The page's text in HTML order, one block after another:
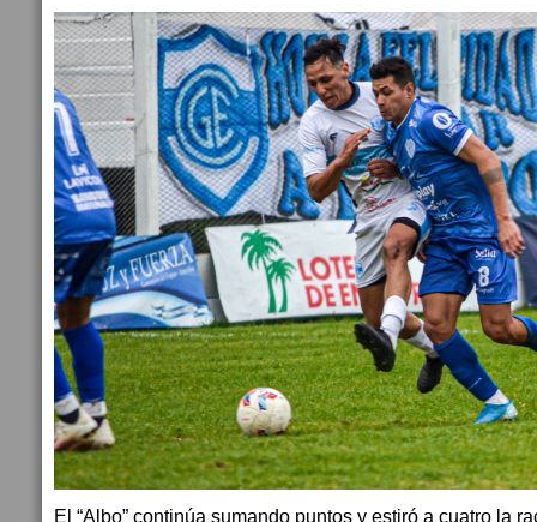
El “Albo” continúa sumando puntos y estiró a cuatro la